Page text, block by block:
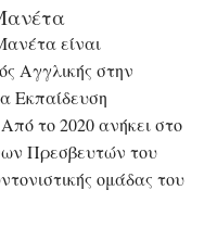
είναι
Αγγλικής στην
Εκπαίδευση
το 2020 ανήκει στο
Πρεσβευτών του
ομάδας του